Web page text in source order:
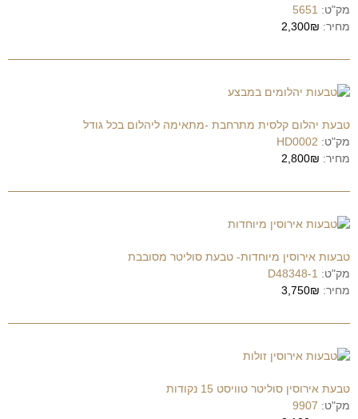
מק"ט: 5651
מחיר: 2,300₪
טבעת יהלום קלסית מתרחבת -מתאימה ליהלום בכל גודל
מק"ט: HD0002
מחיר: 2,800₪
טבעות אירוסין מיוחדות- טבעת סוליטר מסובבת
מק"ט: D48348-1
מחיר: 3,750₪
טבעת אירוסין סוליטר טוויסט 15 נקודות
מק"ט: 9907